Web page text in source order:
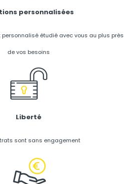
personnalisées
étudié avec vous au plus près
de vos besoins
Liberté
sont sans engagement